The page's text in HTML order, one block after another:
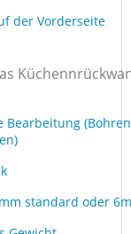
der Vorderseite
Bearbeitung
standard oder